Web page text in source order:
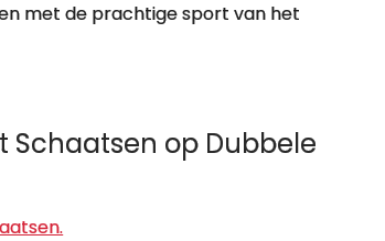
met de prachtige sport van het
Schaatsen op Dubbele